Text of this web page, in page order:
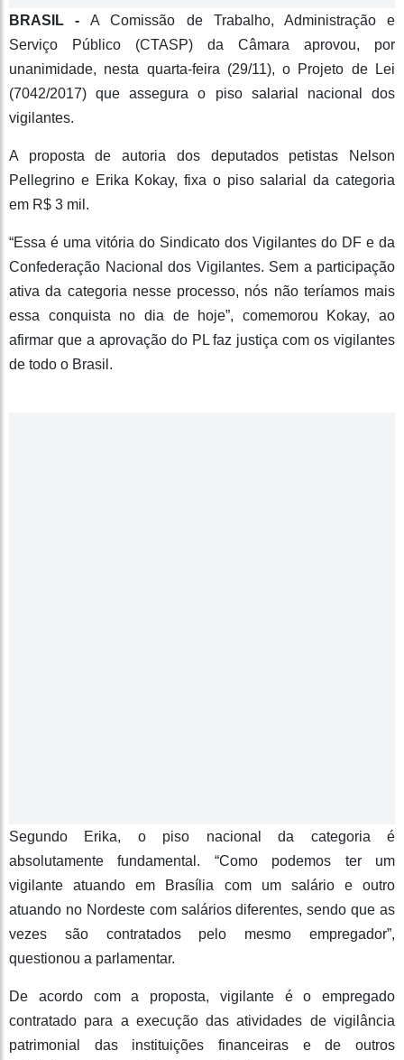
BRASIL -A Comissão de Trabalho, Administração e
Serviço Público (CTASP) da Câmara aprovou, por
unanimidade, nesta quarta-feira (29/11), o Projeto de Lei
(7042/2017) que assegura o piso salarial nacional dos
vigilantes.
A proposta de autoria dos deputados petistas Nelson
Pellegrino e Erika Kokay, fixa o piso salarial da categoria
em R$ 3 mil.
“Essa é uma vitória do Sindicato dos Vigilantes do DF e da
Confederação Nacional dos Vigilantes. Sem a participação
ativa da categoria nesse processo, nós não teríamos mais
essa conquista no dia de hoje”, comemorou Kokay, ao
afirmar que a aprovação do PL faz justiça com os vigilantes
de todo o Brasil.
Segundo Erika, o piso nacional da categoria é
absolutamente fundamental. “Como podemos ter um
vigilante atuando em Brasília com um salário e outro
atuando no Nordeste com salários diferentes, sendo que as
vezes são contratados pelo mesmo empregador”,
questionou a parlamentar.
De acordo com a proposta, vigilante é o empregado
contratado para a execução das atividades de vigilância
patrimonial das instituições financeiras e de outros